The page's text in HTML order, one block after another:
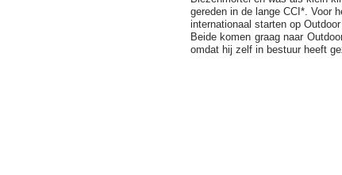
gereden in de lange CCI*. Voor
internationaal starten op
Beide komen graag naar
omdat hij zelf in bestuur heeft